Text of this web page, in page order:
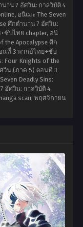
นาน 7 อัศวิน: กาลวิบัติ 4
อนิเมะ The Seven
ศึกตำนาน 7 อัศวิน:
ซับไทย chapter, อนิ
the Apocalypse ศึก
นที่ 3 พากย์ไทย+ซับ
Four Knights of the
วิน (ภาค 5) ตอนที่ 3
Deadly Sins:
อัศวิน: กาลวิบัติ 4
scan, พฤศจิกายน